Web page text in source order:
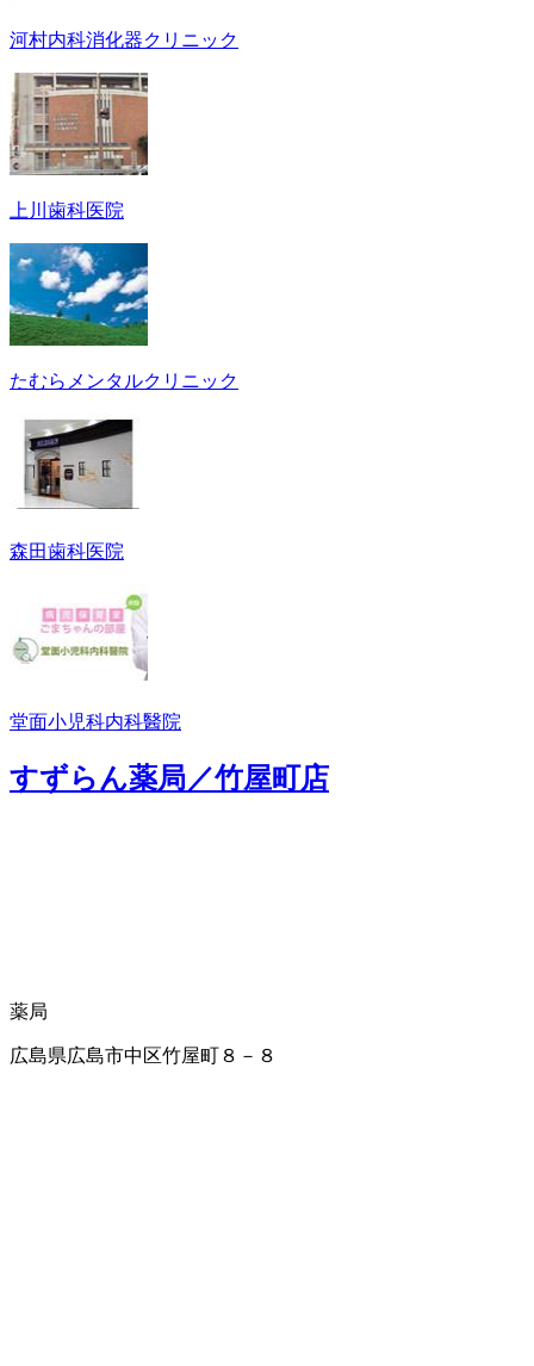
河村内科消化器クリニック
上川歯科医院
たむらメンタルクリニック
森田歯科医院
堂面小児科内科醫院
すずらん薬局／竹屋町店
薬局
広島県広島市中区竹屋町８－８